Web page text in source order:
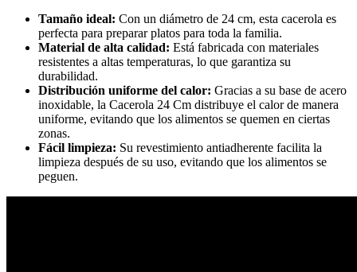
Tamaño ideal: Con un diámetro de 24 cm, esta cacerola es
perfecta para preparar platos para toda la familia.
Material de alta calidad: Está fabricada con materiales
resistentes a altas temperaturas, lo que garantiza su
durabilidad.
Distribución uniforme del calor: Gracias a su base de acero
inoxidable, la Cacerola 24 Cm distribuye el calor de manera
uniforme, evitando que los alimentos se quemen en ciertas
zonas.
Fácil limpieza: Su revestimiento antiadherente facilita la
limpieza después de su uso, evitando que los alimentos se
peguen.